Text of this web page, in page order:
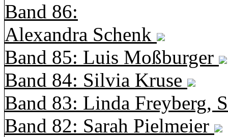
Band 86:
Alexandra Schenk
Band 85: Luis Moßburger
Band 84: Silvia Kruse
Band 83: Linda Freyberg,
Band 82: Sarah Pielmeier